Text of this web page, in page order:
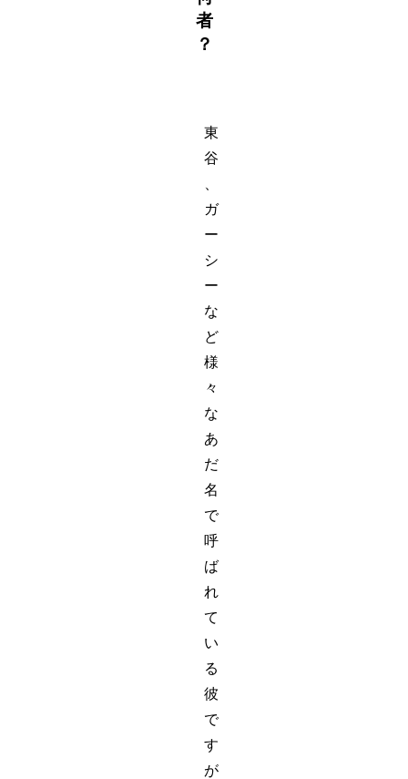
者
？
東
谷
ガ
ー
シ
ー
な
ど
様
々
な
あ
だ
名
で
呼
ば
れ
て
い
る
彼
で
す
が